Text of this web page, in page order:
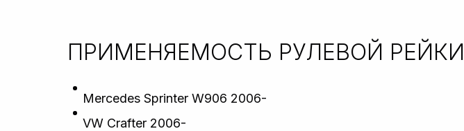
ПРИМЕНЯЕМОСТЬ РУЛЕВОЙ РЕЙКИ
Mercedes Sprinter W906 2006-
VW Crafter 2006-